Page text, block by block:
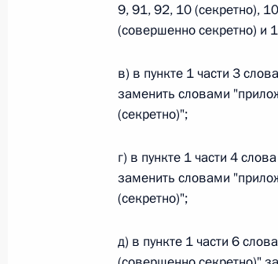
О внесении изменения в
26 июля 2026 года
Федеральный закон
Министров Киргизской
по вопросам внутренних
26 июля 2026 года
9, 91, 92, 10 (секретно),
(совершенно секретно) и
в) в пункте 1 части 3
заменить словами
(секретно)";
г) в пункте 1 части 4
заменить словами
(секретно)";
д) в пункте 1 части 6